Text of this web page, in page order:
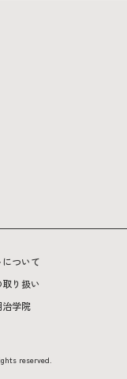
ついて
り扱い
治学院
reserved.